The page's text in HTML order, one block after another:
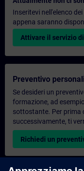
Inseritevi nell'elenco
appena saranno
Attivare il servizio
Preventivo
Se desideri un
formazione, ad
sottostante. Per prima
successivamente, ti
Richiedi un